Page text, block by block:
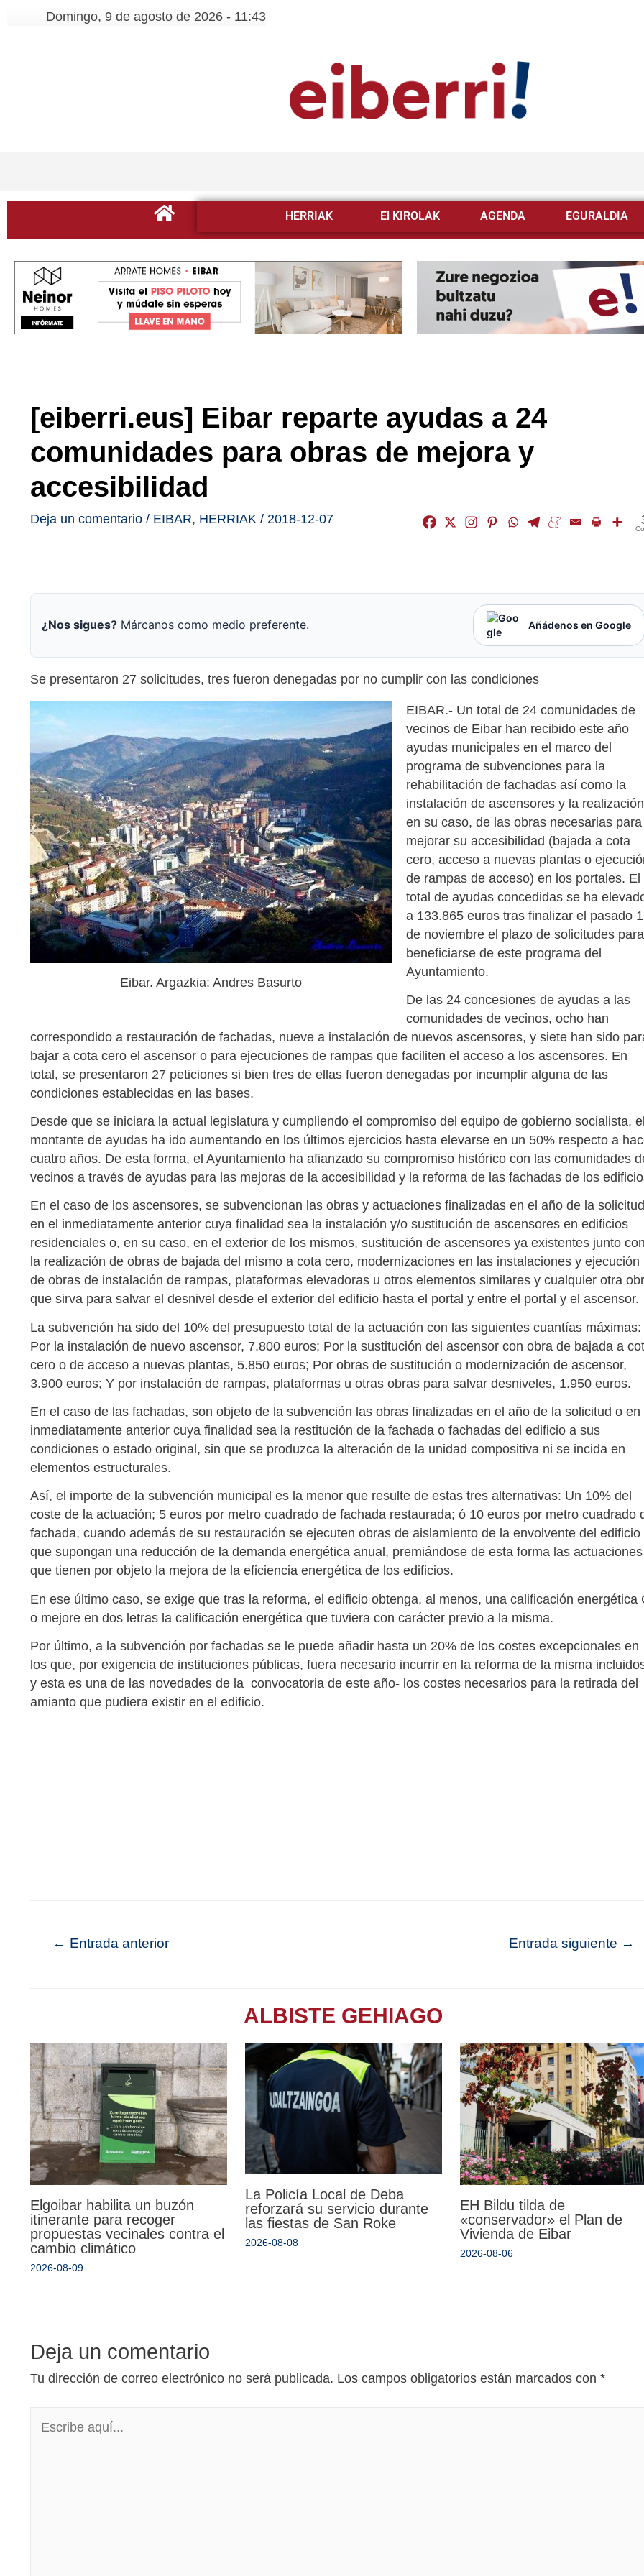
Domingo, 9 de agosto de 2026 - 11:43
HERRIAK Ei KIROLAK AGENDA EGURALDIA
[eiberri.eus] Eibar reparte ayudas a 24
comunidades para obras de mejora y
accesibilidad
Deja un comentario / EIBAR, HERRIAK / 2018-12-07
¿Nos sigues? Márcanos como medio preferente. Añádenos en Google
Se presentaron 27 solicitudes, tres fueron denegadas por no cumplir con las condiciones
Eibar. Argazkia: Andres Basurto
EIBAR.- Un total de 24 comunidades de
vecinos de Eibar han recibido este año
ayudas municipales en el marco del
programa de subvenciones para la
rehabilitación de fachadas así como la
instalación de ascensores y la
en su caso, de las obras necesarias para
mejorar su accesibilidad (bajada a cota
cero, acceso a nuevas plantas o
de rampas de acceso) en los portales. El
total de ayudas concedidas se ha
a 133.865 euros tras finalizar el pasado
de noviembre el plazo de solicitudes para
beneficiarse de este programa del
Ayuntamiento.
De las 24 concesiones de ayudas a las
comunidades de vecinos, ocho han
correspondido a restauración de fachadas, nueve a instalación de nuevos ascensores, y siete han sido
bajar a cota cero el ascensor o para ejecuciones de rampas que faciliten el acceso a los ascensores. En
total, se presentaron 27 peticiones si bien tres de ellas fueron denegadas por incumplir alguna de las
condiciones establecidas en las bases.
Desde que se iniciara la actual legislatura y cumpliendo el compromiso del equipo de gobierno socialista,
montante de ayudas ha ido aumentando en los últimos ejercicios hasta elevarse en un 50% respecto a
cuatro años. De esta forma, el Ayuntamiento ha afianzado su compromiso histórico con las comunidades
vecinos a través de ayudas para las mejoras de la accesibilidad y la reforma de las fachadas de los
En el caso de los ascensores, se subvencionan las obras y actuaciones finalizadas en el año de la
en el inmediatamente anterior cuya finalidad sea la instalación y/o sustitución de ascensores en edificios
residenciales o, en su caso, en el exterior de los mismos, sustitución de ascensores ya existentes junto
la realización de obras de bajada del mismo a cota cero, modernizaciones en las instalaciones y ejecución
de obras de instalación de rampas, plataformas elevadoras u otros elementos similares y cualquier otra
que sirva para salvar el desnivel desde el exterior del edificio hasta el portal y entre el portal y el ascensor.
La subvención ha sido del 10% del presupuesto total de la actuación con las siguientes cuantías máximas:
Por la instalación de nuevo ascensor, 7.800 euros; Por la sustitución del ascensor con obra de bajada a
cero o de acceso a nuevas plantas, 5.850 euros; Por obras de sustitución o modernización de ascensor,
3.900 euros; Y por instalación de rampas, plataformas u otras obras para salvar desniveles, 1.950 euros.
En el caso de las fachadas, son objeto de la subvención las obras finalizadas en el año de la solicitud o en
inmediatamente anterior cuya finalidad sea la restitución de la fachada o fachadas del edificio a sus
condiciones o estado original, sin que se produzca la alteración de la unidad compositiva ni se incida en
elementos estructurales.
Así, el importe de la subvención municipal es la menor que resulte de estas tres alternativas: Un 10% del
coste de la actuación; 5 euros por metro cuadrado de fachada restaurada; ó 10 euros por metro cuadrado
fachada, cuando además de su restauración se ejecuten obras de aislamiento de la envolvente del edificio
que supongan una reducción de la demanda energética anual, premiándose de esta forma las actuaciones
que tienen por objeto la mejora de la eficiencia energética de los edificios.
En ese último caso, se exige que tras la reforma, el edificio obtenga, al menos, una calificación energética
o mejore en dos letras la calificación energética que tuviera con carácter previo a la misma.
Por último, a la subvención por fachadas se le puede añadir hasta un 20% de los costes excepcionales en
los que, por exigencia de instituciones públicas, fuera necesario incurrir en la reforma de la misma
y esta es una de las novedades de la convocatoria de este año- los costes necesarios para la retirada del
amianto que pudiera existir en el edificio.
← Entrada anterior Entrada siguiente →
ALBISTE GEHIAGO
Elgoibar habilita un buzón
itinerante para recoger
propuestas vecinales contra el
cambio climático
2026-08-09
La Policía Local de Deba
reforzará su servicio durante
las fiestas de San Roke
2026-08-08
EH Bildu tilda de
«conservador» el Plan de
Vivienda de Eibar
2026-08-06
Deja un comentario
Tu dirección de correo electrónico no será publicada. Los campos obligatorios están marcados con *